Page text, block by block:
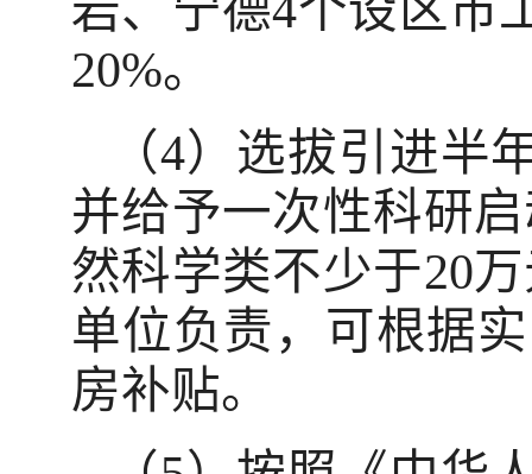
20%。
（4）选拔引进半
并给予一次性科研
然科学类不少于20
单位负责，可根据
房补贴。